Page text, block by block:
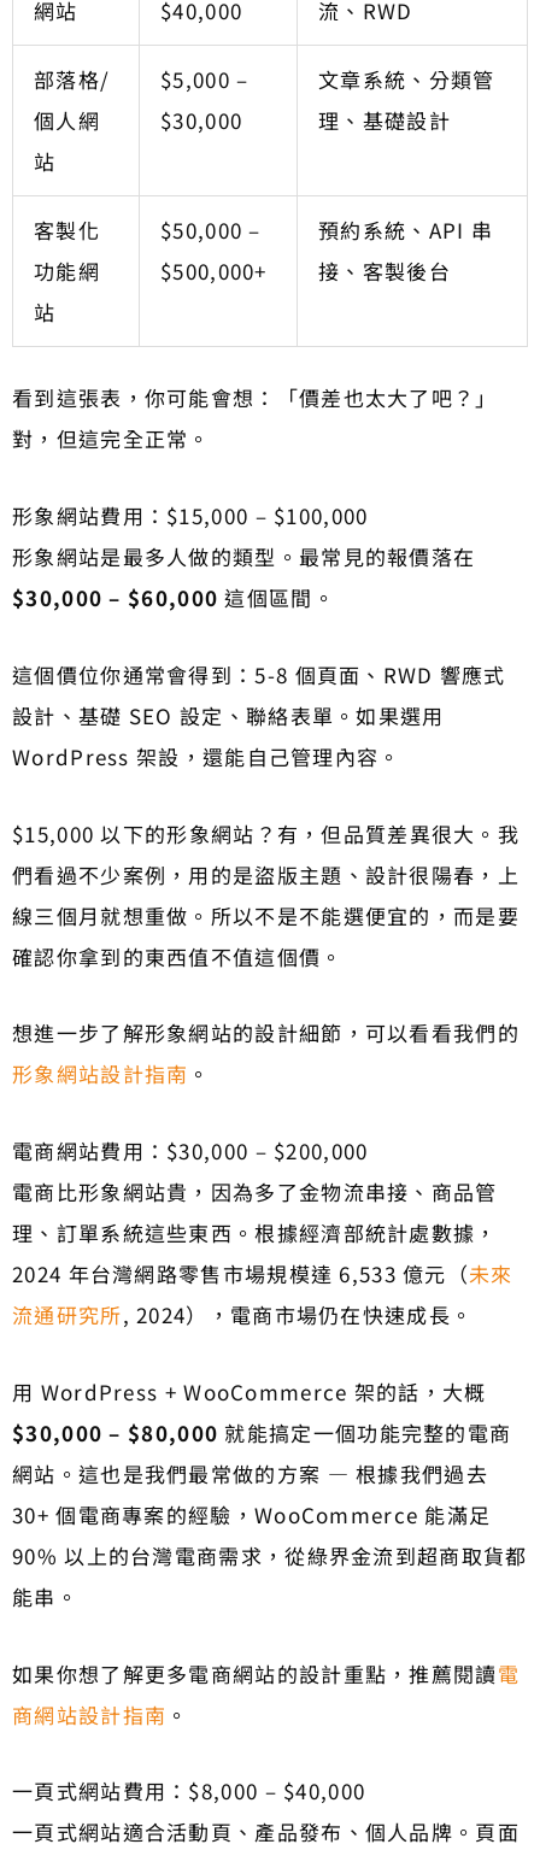
網站 $40,000 流、RWD
部落格/
個人網
站
$5,000 –
$30,000
文章系統、分類管
理、基礎設計
客製化
功能網
站
$50,000 –
$500,000+
預約系統、API 串
接、客製後台
看到這張表，你可能會想：「價差也太大了吧？」
對，但這完全正常。
形象網站費用：$15,000 – $100,000
形象網站是最多人做的類型。最常見的報價落在
$30,000 – $60,000 這個區間。
這個價位你通常會得到：5-8 個頁面、RWD 響應式
設計、基礎 SEO 設定、聯絡表單。如果選用
WordPress 架設，還能自己管理內容。
$15,000 以下的形象網站？有，但品質差異很大。我
們看過不少案例，用的是盜版主題、設計很陽春，上
線三個月就想重做。所以不是不能選便宜的，而是要
確認你拿到的東西值不值這個價。
想進一步了解形象網站的設計細節，可以看看我們的
形象網站設計指南 。
電商網站費用：$30,000 – $200,000
電商比形象網站貴，因為多了金物流串接、商品管
理、訂單系統這些東西。根據經濟部統計處數據，
2024 年台灣網路零售市場規模達 6,533 億元（未來
流通研究所, 2024），電商市場仍在快速成長。
用 WordPress + WooCommerce 架的話，大概
$30,000 – $80,000 就能搞定一個功能完整的電商
網站。這也是我們最常做的方案 — 根據我們過去
30+ 個電商專案的經驗，WooCommerce 能滿足
90% 以上的台灣電商需求，從綠界金流到超商取貨都
能串。
如果你想了解更多電商網站的設計重點，推薦閱讀電
商網站設計指南 。
一頁式網站費用：$8,000 – $40,000
一頁式網站適合活動頁、產品發布、個人品牌。頁面